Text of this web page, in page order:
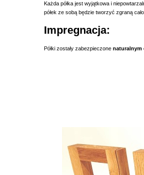
Każda półka jest wyjątkowa i
półek ze sobą będzie tworzyć zgraną
Impregnacja:
Półki zostały zabezpieczone naturalnym